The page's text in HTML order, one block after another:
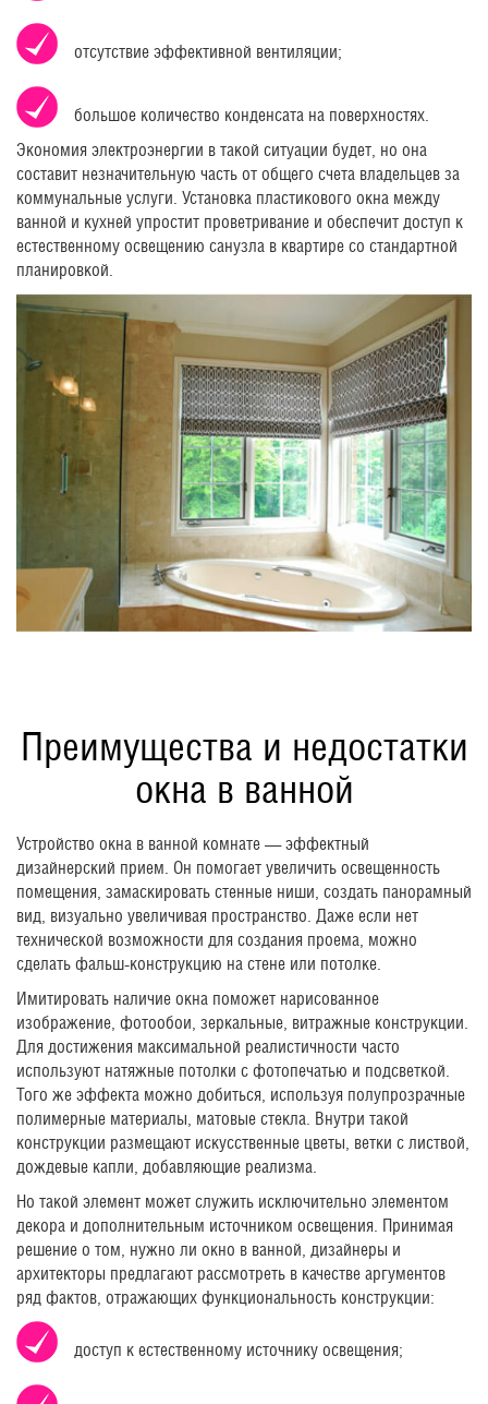
отсутствие эффективной вентиляции;
большое количество конденсата на поверхностях.
Экономия электроэнергии в такой ситуации будет, но она
составит незначительную часть от общего счета владельцев за
коммунальные услуги. Установка пластикового окна между
ванной и кухней упростит проветривание и обеспечит доступ к
естественному освещению санузла в квартире со стандартной
планировкой.
Преимущества и недостатки
окна в ванной
Устройство окна в ванной комнате — эффектный
дизайнерский прием. Он помогает увеличить освещенность
помещения, замаскировать стенные ниши, создать панорамный
вид, визуально увеличивая пространство. Даже если нет
технической возможности для создания проема, можно
сделать фальш-конструкцию на стене или потолке.
Имитировать наличие окна поможет нарисованное
изображение, фотообои, зеркальные, витражные конструкции.
Для достижения максимальной реалистичности часто
используют натяжные потолки с фотопечатью и подсветкой.
Того же эффекта можно добиться, используя полупрозрачные
полимерные материалы, матовые стекла. Внутри такой
конструкции размещают искусственные цветы, ветки с листвой,
дождевые капли, добавляющие реализма.
Но такой элемент может служить исключительно элементом
декора и дополнительным источником освещения. Принимая
решение о том, нужно ли окно в ванной, дизайнеры и
архитекторы предлагают рассмотреть в качестве аргументов
ряд фактов, отражающих функциональность конструкции:
доступ к естественному источнику освещения;